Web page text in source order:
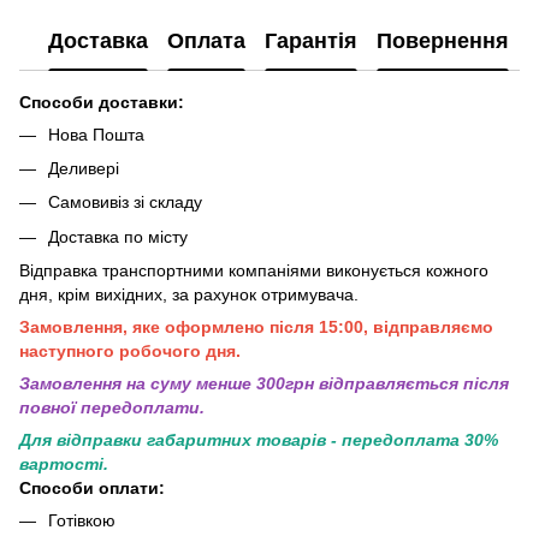
Доставка Оплата Гарантія Повернення
Способи доставки:
Нова Пошта
Деливері
Самовивіз зі складу
Доставка по місту
Відправка транспортними компаніями виконується кожного
дня, крім вихідних, за рахунок отримувача.
Замовлення, яке оформлено після 15:00, відправляємо
наступного робочого дня.
Замовлення на суму менше 300грн вiдправляється пiсля
повної передоплати.
Для відправки габаритних товарів - передоплата 30%
вартості.
Способи оплати:
Готівкою